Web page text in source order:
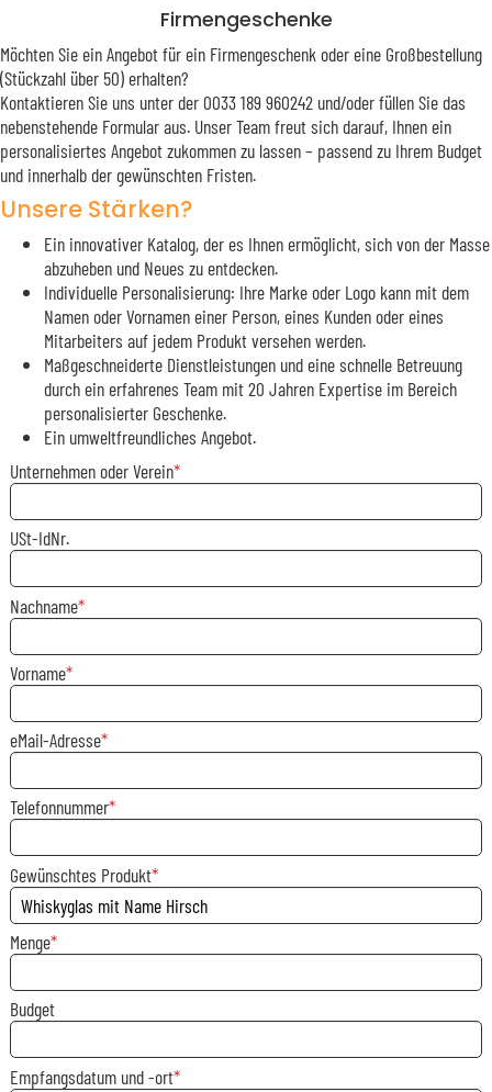
Firmengeschenke
Möchten Sie ein Angebot für ein Firmengeschenk oder eine Großbestellung
(Stückzahl über 50) erhalten?
Kontaktieren Sie uns unter der 0033 189 960242 und/oder füllen Sie das
nebenstehende Formular aus. Unser Team freut sich darauf, Ihnen ein
personalisiertes Angebot zukommen zu lassen – passend zu Ihrem Budget
und innerhalb der gewünschten Fristen.
Unsere Stärken?
Ein innovativer Katalog, der es Ihnen ermöglicht, sich von der Masse
abzuheben und Neues zu entdecken.
Individuelle Personalisierung: Ihre Marke oder Logo kann mit dem
Namen oder Vornamen einer Person, eines Kunden oder eines
Mitarbeiters auf jedem Produkt versehen werden.
Maßgeschneiderte Dienstleistungen und eine schnelle Betreuung
durch ein erfahrenes Team mit 20 Jahren Expertise im Bereich
personalisierter Geschenke.
Ein umweltfreundliches Angebot.
Unternehmen oder Verein
USt-IdNr.
Nachname
Vorname
eMail-Adresse
Telefonnummer
Gewünschtes Produkt
Menge
Budget
Empfangsdatum und -ort